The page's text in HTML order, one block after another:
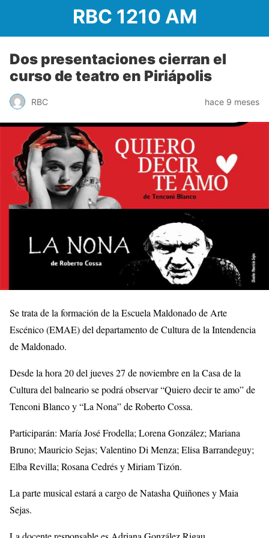
RBC 1210 AM
Dos presentaciones cierran el
curso de teatro en Piriápolis
RBC hace 9 meses
Se trata de la formación de la Escuela Maldonado de Arte
Escénico (EMAE) del departamento de Cultura de la Intendencia
de Maldonado.
Desde la hora 20 del jueves 27 de noviembre en la Casa de la
Cultura del balneario se podrá observar “Quiero decir te amo” de
Tenconi Blanco y “La Nona” de Roberto Cossa.
Participarán: María José Frodella; Lorena González; Mariana
Bruno; Mauricio Sejas; Valentino Di Menza; Elisa Barrandeguy;
Elba Revilla; Rosana Cedrés y Miriam Tizón.
La parte musical estará a cargo de Natasha Quiñones y Maia
Sejas.